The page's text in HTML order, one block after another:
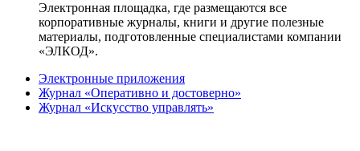
Электронная площадка, где размещаются все
корпоративные журналы, книги и другие полезные
материалы, подготовленные специалистами компании
«ЭЛКОД».
Электронные приложения
Журнал «Оперативно и достоверно»
Журнал «Искусство управлять»